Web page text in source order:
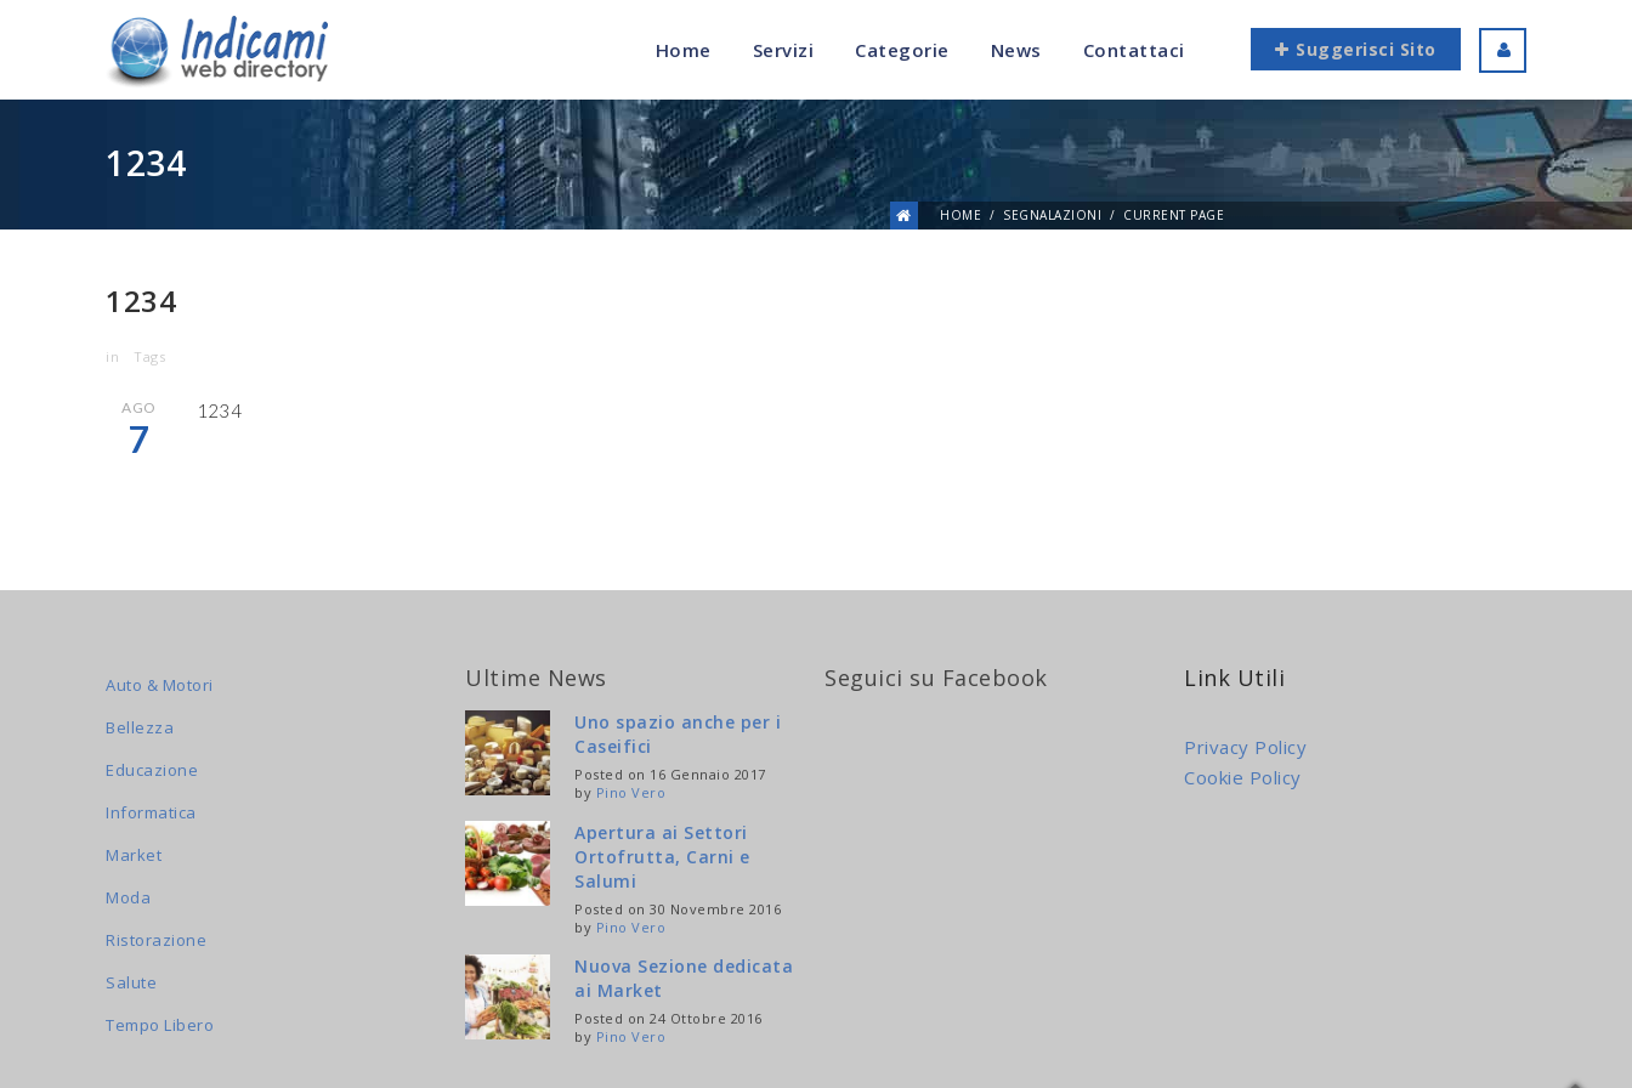
Home Servizi Categorie News Contattaci Suggerisci Sito
1234
HOME SEGNALAZIONI CURRENT PAGE
1234
in Tags
AGO
7
1234
Auto & Motori
Bellezza
Educazione
Informatica
Market
Moda
Ristorazione
Salute
Tempo Libero
Ultime News
Uno spazio anche per i
Caseifici
Posted on 16 Gennaio 2017
by Pino Vero
Apertura ai Settori
Ortofrutta, Carni e
Salumi
Posted on 30 Novembre 2016
by Pino Vero
Nuova Sezione dedicata
ai Market
Posted on 24 Ottobre 2016
by Pino Vero
Seguici su Facebook Link Utili
Privacy Policy
Cookie Policy